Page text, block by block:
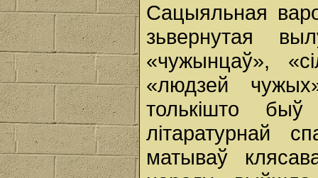
Сацыяльная
зьвернутая
«чужынцаў»,
«людзей
толькішто
літаратурнай
матываў